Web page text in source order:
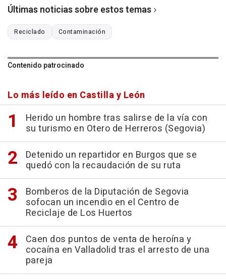
Últimas noticias sobre estos temas
Reciclado Contaminación
Contenido patrocinado
Lo más leído en Castilla y León
Herido un hombre tras salirse de la vía con
su turismo en Otero de Herreros (Segovia)
Detenido un repartidor en Burgos que se
quedó con la recaudación de su ruta
Bomberos de la Diputación de Segovia
sofocan un incendio en el Centro de
Reciclaje de Los Huertos
Caen dos puntos de venta de heroína y
cocaína en Valladolid tras el arresto de una
pareja